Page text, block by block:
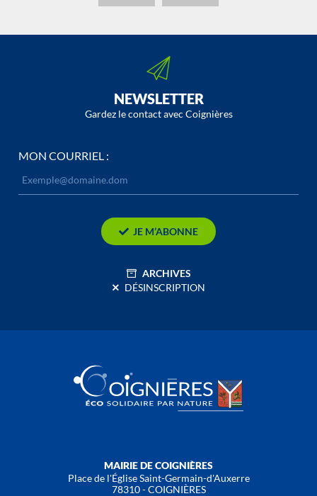
NEWSLETTER
Gardez le contact avec Coignières
MON COURRIEL :
JE M’ABONNE
ARCHIVES
DÉSINSCRIPTION
MAIRIE DE COIGNIÈRES
Place de l'Église Saint-Germain-d'Auxerre
78310 - COIGNIÈRES